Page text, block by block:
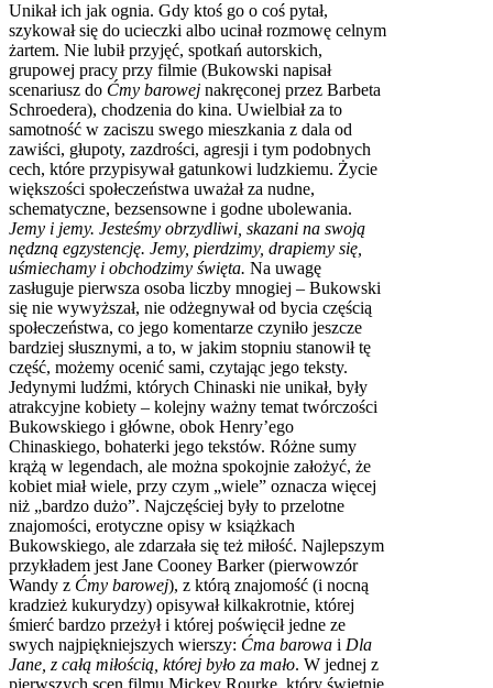
Unikał ich jak ognia. Gdy ktoś go o coś pytał,
szykował się do ucieczki albo ucinał rozmowę celnym
żartem. Nie lubił przyjęć, spotkań autorskich,
grupowej pracy przy filmie (Bukowski napisał
scenariusz do Ćmy barowej nakręconej przez Barbeta
Schroedera), chodzenia do kina. Uwielbiał za to
samotność w zaciszu swego mieszkania z dala od
zawiści, głupoty, zazdrości, agresji i tym podobnych
cech, które przypisywał gatunkowi ludzkiemu. Życie
większości społeczeństwa uważał za nudne,
schematyczne, bezsensowne i godne ubolewania.
Jemy i jemy. Jesteśmy obrzydliwi, skazani na swoją
nędzną egzystencję. Jemy, pierdzimy, drapiemy się,
uśmiechamy i obchodzimy święta. Na uwagę
zasługuje pierwsza osoba liczby mnogiej – Bukowski
się nie wywyższał, nie odżegnywał od bycia częścią
społeczeństwa, co jego komentarze czyniło jeszcze
bardziej słusznymi, a to, w jakim stopniu stanowił tę
część, możemy ocenić sami, czytając jego teksty.
Jedynymi ludźmi, których Chinaski nie unikał, były
atrakcyjne kobiety – kolejny ważny temat twórczości
Bukowskiego i główne, obok Henry’ego
Chinaskiego, bohaterki jego tekstów. Różne sumy
krążą w legendach, ale można spokojnie założyć, że
kobiet miał wiele, przy czym „wiele” oznacza więcej
niż „bardzo dużo”. Najczęściej były to przelotne
znajomości, erotyczne opisy w książkach
Bukowskiego, ale zdarzała się też miłość. Najlepszym
przykładem jest Jane Cooney Barker (pierwowzór
Wandy z Ćmy barowej), z którą znajomość (i nocną
kradzież kukurydzy) opisywał kilkakrotnie, której
śmierć bardzo przeżył i której poświęcił jedne ze
swych najpiękniejszych wierszy: Ćma barowa i Dla
Jane, z całą miłością, której było za mało. W jednej z